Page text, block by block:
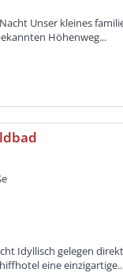
Unser kleines
Höhenweg...
Idyllisch gelegen
eine